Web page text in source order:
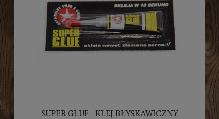
SUPER GLUE - KLEJ BŁYSKAWICZNY